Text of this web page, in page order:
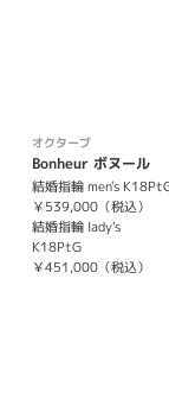
オクターブ
Bonheur ボヌール
結婚指輪 men's
￥539,000（税込）
結婚指輪 lady's
K18PtG
￥451,000（税込）